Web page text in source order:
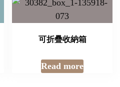
可折疊收納箱
Read more